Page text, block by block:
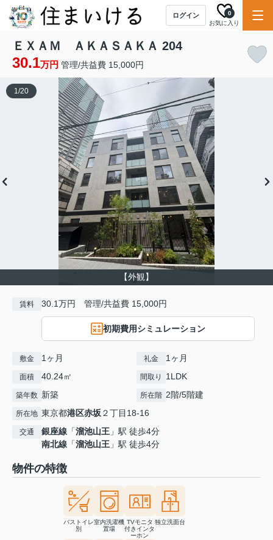
ログイン
お気に入り
0
ＥＸＡＭ ＡＫＡＳＡＫＡ 204
30.1万円 管理/共益費 15,000円
【外観】
1/20
賃料 30.1万円 管理/共益費 15,000円
初期費用シミュレーション
敷金 1ヶ月 礼金 1ヶ月
面積 40.24㎡ 間取り 1LDK
築年数 新築 所在階 2階/5階建
所在地 東京都港区赤坂２丁目18-16
交通 銀座線 「溜池山王 」駅 徒歩4分
南北線 「溜池山王 」駅 徒歩4分
物件の特徴
バストイレ
別
室内洗濯機
置場
TVモニタ
付きインタ
ーホン
独立洗面台